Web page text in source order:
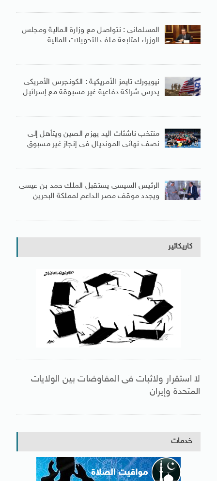
المسلمانى : نتواصل مع وزارة المالية ومجلس
الوزراء لمتابعة ملف التحويلات المالية
نيويورك تايمز الأمريكية : الكونجرس الأمريكى
يدرس شراكة دفاعية غير مسبوقة مع إسرائيل
منتخب ناشئات اليد يهزم الصين ويتأهل إلى
نصف نهائى المونديال فى إنجاز غير مسبوق
الرئيس السيسى يستقبل الملك حمد بن عيسى
ويجدد موقف مصر الداعم لمملكة البحرين
كاريكاتير
لا استقرار ولاثبات فى المفاوضات بين الولايات
المتحدة وإيران
خدمات